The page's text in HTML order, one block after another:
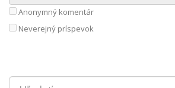
Anonymný komentár
Neverejný príspevok